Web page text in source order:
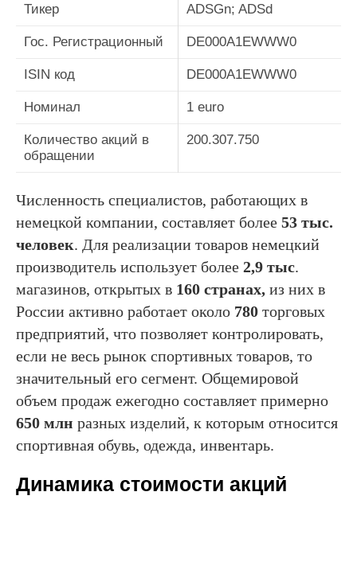
Тикер ADSGn; ADSd
Гос. Регистрационный DE000A1EWWW0
ISIN код DE000A1EWWW0
Номинал 1 euro
Количество акций в
обращении
200.307.750
Численность специалистов, работающих в
немецкой компании, составляет более 53 тыс.
человек. Для реализации товаров немецкий
производитель использует более 2,9 тыс.
магазинов, открытых в 160 странах, из них в
России активно работает около 780 торговых
предприятий, что позволяет контролировать,
если не весь рынок спортивных товаров, то
значительный его сегмент. Общемировой
объем продаж ежегодно составляет примерно
650 млн разных изделий, к которым относится
спортивная обувь, одежда, инвентарь.
Динамика стоимости акций